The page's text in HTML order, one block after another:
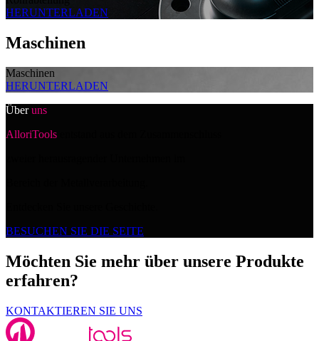
HERUNTERLADEN
Maschinen
Maschinen
HERUNTERLADEN
Überuns
AlloriTools
BESUCHEN SIE DIE SEITE
Möchten Sie mehr über unsere Produkte
erfahren?
KONTAKTIEREN SIE UNS